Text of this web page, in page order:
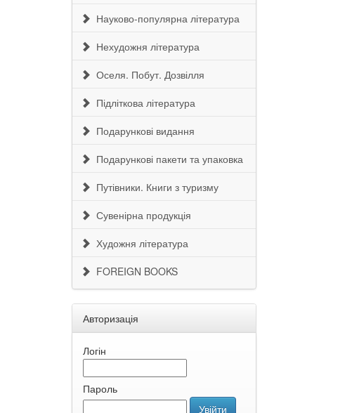
Науково-популярна література
Нехудожня література
Оселя. Побут. Дозвілля
Підліткова література
Подарункові видання
Подарункові пакети та упаковка
Путівники. Книги з туризму
Сувенірна продукція
Художня література
FOREIGN BOOKS
Авторизація
Логін
Пароль
Увійти